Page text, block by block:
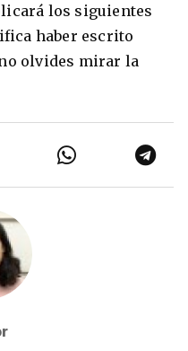
los siguientes
haber escrito
olvides mirar la